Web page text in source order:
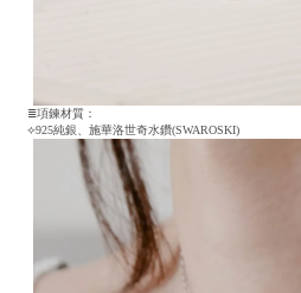
≣項鍊材質：
⟣925純銀、施華洛世奇水鑽(SWAROSKI)